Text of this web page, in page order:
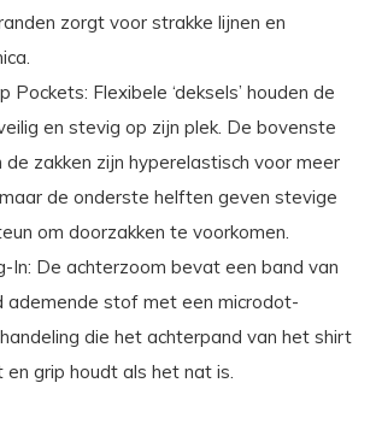
zorgt voor strakke lijnen en
Pockets: Flexibele ‘deksels’ houden de
en stevig op zijn plek. De bovenste
zakken zijn hyperelastisch voor meer
de onderste helften geven stevige
om doorzakken te voorkomen.
In: De achterzoom bevat een band van
ademende stof met een microdot-
die het achterpand van het shirt
grip houdt als het nat is.